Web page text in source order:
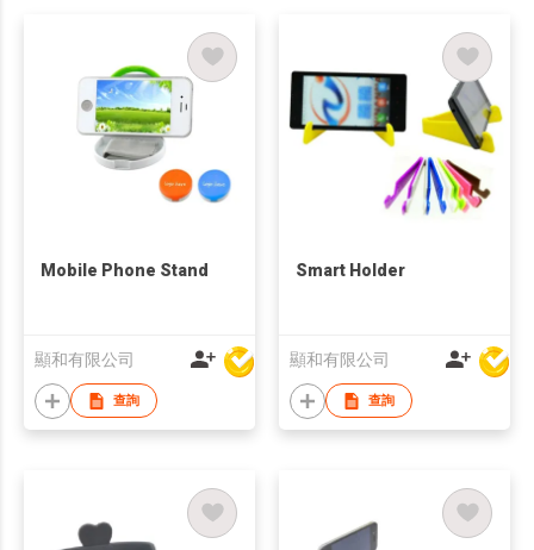
Mobile Phone Stand
顯和有限公司
查詢
Smart Holder
顯和有限公司
查詢